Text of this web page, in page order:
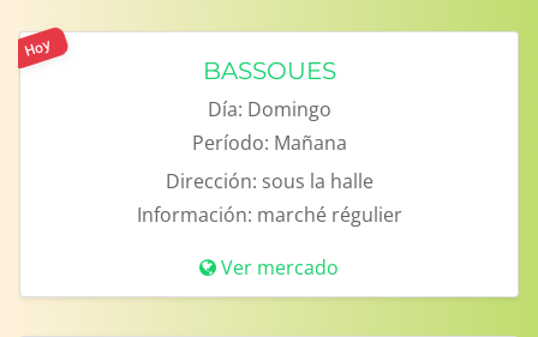
Hoy
BASSOUES
Día: Domingo
Período: Mañana
Dirección: sous la halle
Información: marché régulier
Ver mercado